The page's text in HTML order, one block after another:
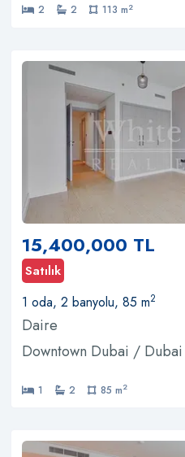
2 2 113 m2
15,400,000 TL
Satılık
1 oda, 2 banyolu, 85 m2
Daire
Downtown Dubai / Dubai
1 2 85 m2